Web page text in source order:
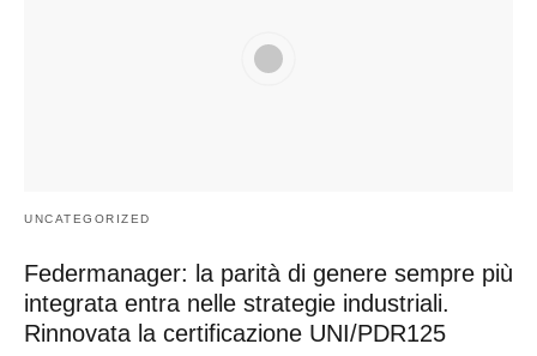
UNCATEGORIZED
Federmanager: la parità di genere sempre più
integrata entra nelle strategie industriali.
Rinnovata la certificazione UNI/PDR125